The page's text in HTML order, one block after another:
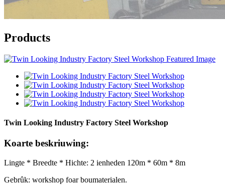
Products
Twin Looking Industry Factory Steel Workshop
Koarte beskriuwing:
Lingte * Breedte * Hichte: 2 ienheden 120m * 60m * 8m
Gebrûk: workshop foar boumaterialen.